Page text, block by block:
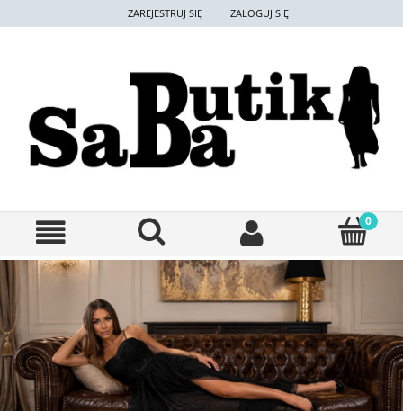
ZAREJESTRUJ SIĘ ZALOGUJ SIĘ